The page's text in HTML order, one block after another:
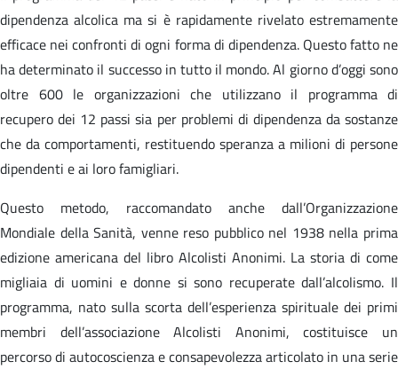
dipendenza alcolica ma si è rapidamente rivelato estremamente
efficace nei confronti di ogni forma di dipendenza. Questo fatto ne
ha determinato il successo in tutto il mondo. Al giorno d’oggi sono
oltre 600 le organizzazioni che utilizzano il programma di
recupero dei 12 passi sia per problemi di dipendenza da sostanze
che da comportamenti, restituendo speranza a milioni di persone
dipendenti e ai loro famigliari.
Questo metodo, raccomandato anche dall’Organizzazione
Mondiale della Sanità, venne reso pubblico nel 1938 nella prima
edizione americana del libro Alcolisti Anonimi. La storia di come
migliaia di uomini e donne si sono recuperate dall’alcolismo. Il
programma, nato sulla scorta dell’esperienza spirituale dei primi
membri dell’associazione Alcolisti Anonimi, costituisce un
percorso di autocoscienza e consapevolezza articolato in una serie